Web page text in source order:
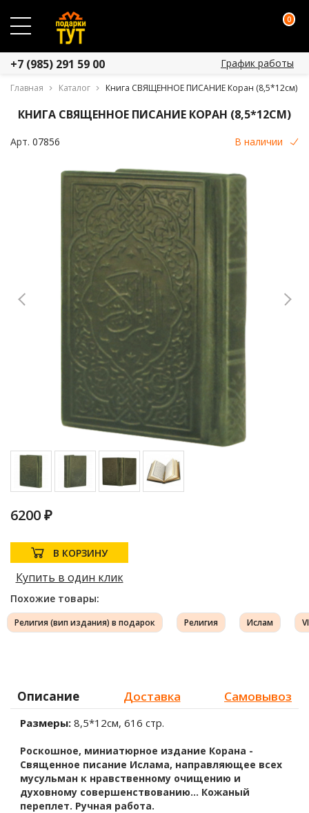
0
+7 (985) 291 59 00 График работы
Главная Каталог Книга СВЯЩЕННОЕ ПИСАНИЕ Коран (8,5*12см)
КНИГА СВЯЩЕННОЕ ПИСАНИЕ КОРАН (8,5*12СМ)
Арт. 07856 В наличии
6200 ₽
В КОРЗИНУ
Купить в один клик
Похожие товары:
Религия (вип издания) в подарок Религия Ислам
Описание Доставка Самовывоз
Размеры: 8,5*12см, 616 стр.
Роскошное, миниатюрное издание Корана -
Священное писание Ислама, направляющее всех
мусульман к нравственному очищению и
духовному совершенствованию... Кожаный
переплет. Ручная работа.